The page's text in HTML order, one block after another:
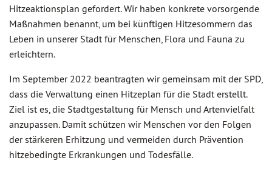
Hitzeaktionsplan gefordert. Wir haben konkrete vorsorgende
Maßnahmen benannt, um bei künftigen Hitzesommern das
Leben in unserer Stadt für Menschen, Flora und Fauna zu
erleichtern.
Im September 2022 beantragten wir gemeinsam mit der SPD,
dass die Verwaltung einen Hitzeplan für die Stadt erstellt.
Ziel ist es, die Stadtgestaltung für Mensch und Artenvielfalt
anzupassen. Damit schützen wir Menschen vor den Folgen
der stärkeren Erhitzung und vermeiden durch Prävention
hitzebedingte Erkrankungen und Todesfälle.